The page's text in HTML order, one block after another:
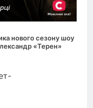
нового сезону шоу
«Терен»